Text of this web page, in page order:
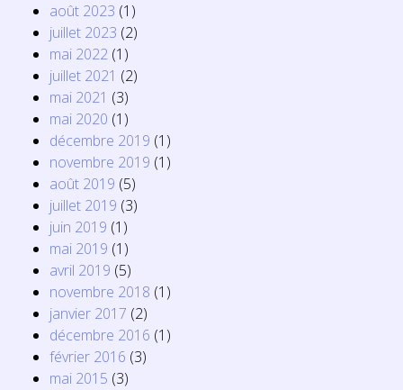
août 2023 (1)
juillet 2023 (2)
mai 2022 (1)
juillet 2021 (2)
mai 2021 (3)
mai 2020 (1)
décembre 2019 (1)
novembre 2019 (1)
août 2019 (5)
juillet 2019 (3)
juin 2019 (1)
mai 2019 (1)
avril 2019 (5)
novembre 2018 (1)
janvier 2017 (2)
décembre 2016 (1)
février 2016 (3)
mai 2015 (3)